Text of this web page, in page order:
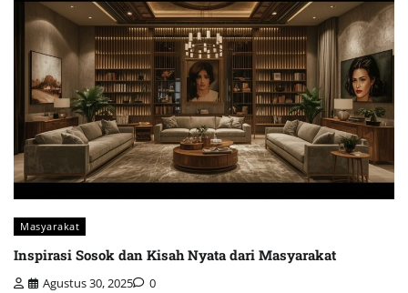
Masyarakat
Inspirasi Sosok dan Kisah Nyata dari Masyarakat
Agustus 30, 2025 0